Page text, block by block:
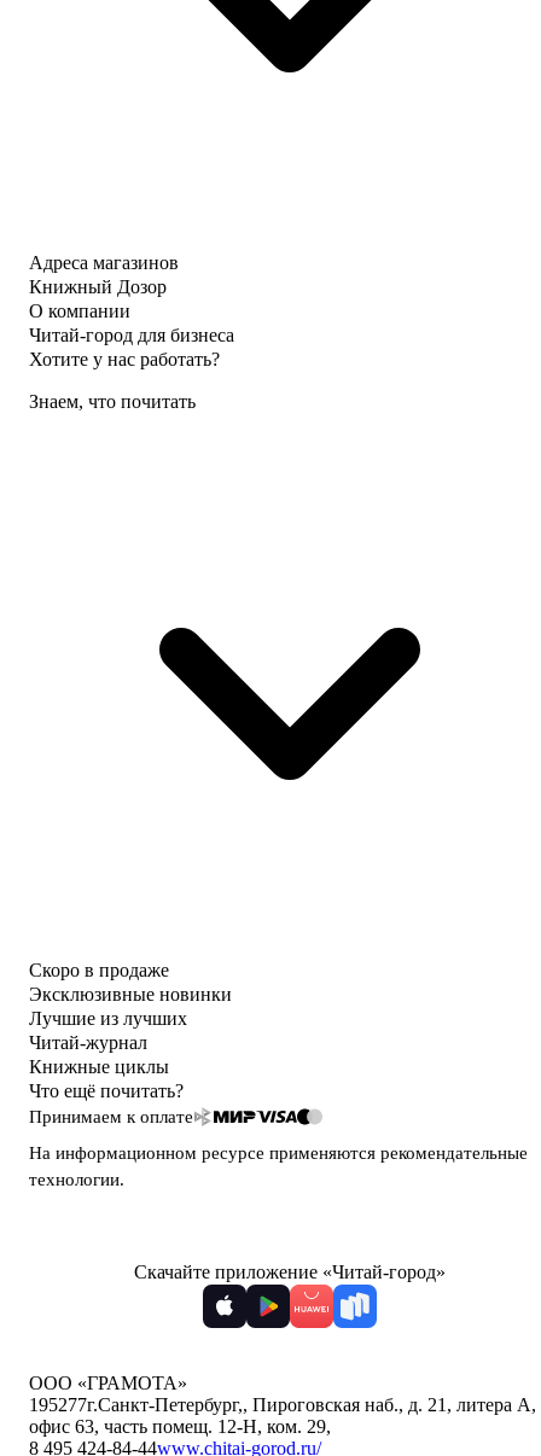
Адреса магазинов
Книжный Дозор
О компании
Читай-город для бизнеса
Хотите у нас работать?
Знаем, что почитать
Скоро в продаже
Эксклюзивные новинки
Лучшие из лучших
Читай-журнал
Книжные циклы
Что ещё почитать?
Принимаем к оплате
На информационном ресурсе применяются рекомендательные
технологии.
Скачайте приложение «Читай-город»
ООО «ГРАМОТА»
195277г.Санкт-Петербург,, Пироговская наб., д. 21, литера А,
офис 63, часть помещ. 12-Н, ком. 29,
8 495 424-84-44www.chitai-gorod.ru/